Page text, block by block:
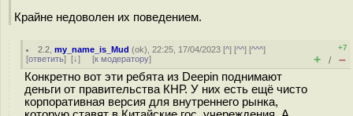
Крайне недоволен их поведением.
2.2 ,my_name_is_Mud (ok), 22:25, 17/04/2023 [^] [^^] [^^^]
[ответить] [↓] [к модератору]
+7
+ / –
Конкретно вот эти ребята из Deepin поднимают
деньги от правительства КНР. У них есть ещё чисто
корпоративная версия для внутреннего рынка,